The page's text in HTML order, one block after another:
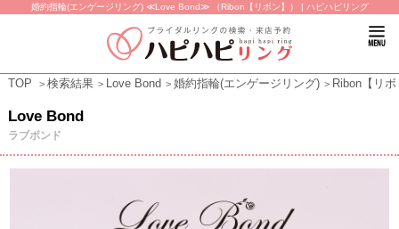
婚約指輪(エンゲージリング) ≪Love Bond≫ （Ribon【リボン】） | ハピハピリング
TOP 検索結果 Love Bond 婚約指輪(エンゲージリング) Ribon【リ
Love Bond
ラブボンド